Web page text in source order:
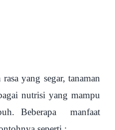
yang segar, tanaman
nutrisi yang mampu
Beberapa manfaat